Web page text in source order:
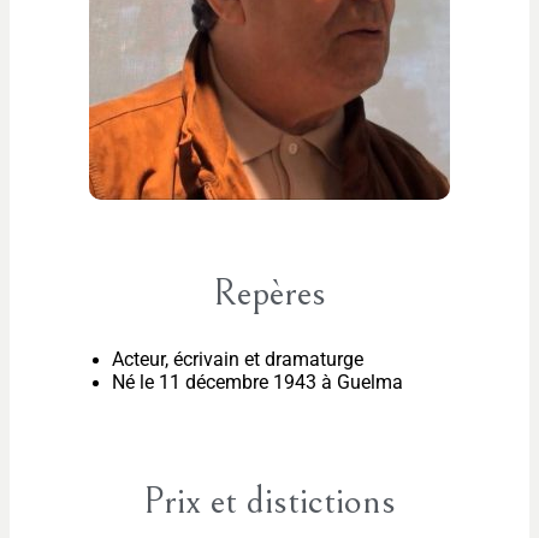
Repères
Acteur, écrivain et dramaturge
Né le 11 décembre 1943 à Guelma
Prix et distictions